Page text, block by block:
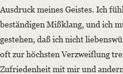
Ausdruck meines Geistes. Ich
beständigen Mißklang, und ich
gestehen, daß ich nicht
oft zur höchsten Verzweiflung
Zufriedenheit mit mir und